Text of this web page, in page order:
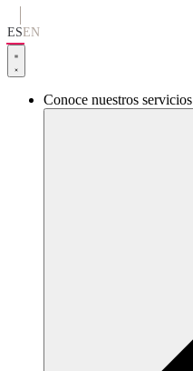
al
contenido
ESEN
Conoce nuestros servicios